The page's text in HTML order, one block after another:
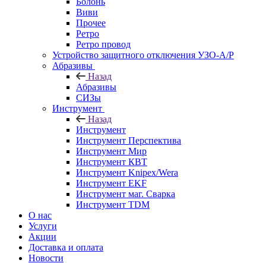
Виви
Прочее
Ретро
Ретро провод
Устройство защитного отключения УЗО-А/Р
Абразивы
Назад
Абразивы
СИЗы
Инструмент
Назад
Инструмент
Инструмент Перспектива
Инструмент Мир
Инструмент КВТ
Инструмент Knipex/Wera
Инструмент EKF
Инструмент маг. Сварка
Инструмент TDM
О нас
Услуги
Акции
Доставка и оплата
Новости